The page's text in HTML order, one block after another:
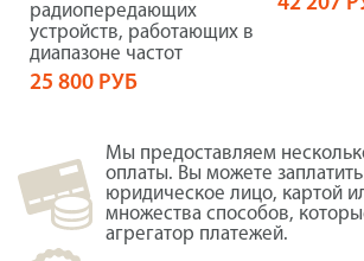
радиопередающих
устройств, работающих в
диапазоне частот
25 800 РУБ
Мы предоставляем
оплаты. Вы можете
юридическое лицо, картой
множества способов,
агрегатор платежей.